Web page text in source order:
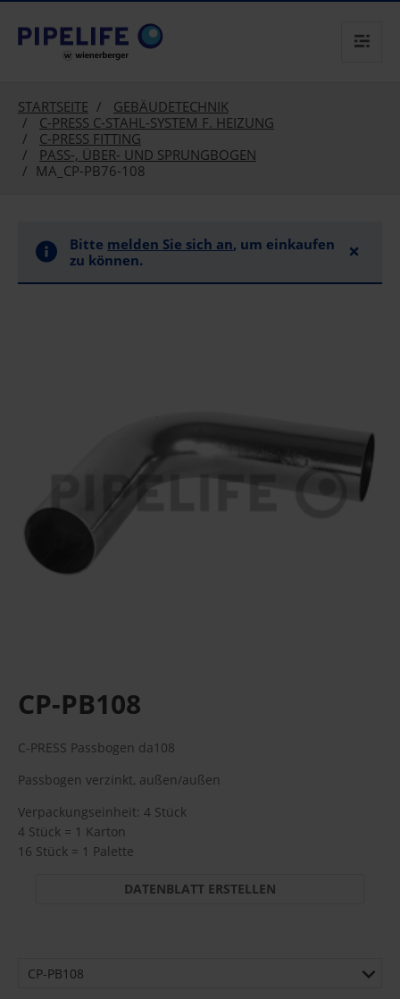
text.skipToContent
text.skipToNavigation
STARTSEITE
GEBÄUDETECHNIK
C-PRESS C-STAHL-SYSTEM F. HEIZUNG
C-PRESS FITTING
PASS-, ÜBER- UND SPRUNGBOGEN
MA_CP-PB76-108
Bitte melden Sie sich an, um einkaufen
zu können.
×
CP-PB108
C-PRESS Passbogen da108
Passbogen verzinkt, außen/außen
Verpackungseinheit: 4 Stück
4 Stück = 1 Karton
16 Stück = 1 Palette
DATENBLATT ERSTELLEN
CP-PB108